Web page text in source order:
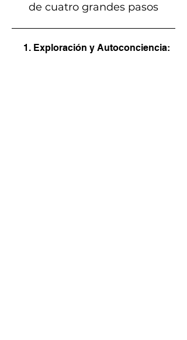
de cuatro grandes pasos
1. Exploración y Autoconciencia: